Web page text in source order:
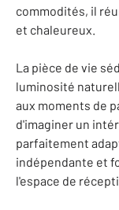
commodités, il
et chaleureux.
La pièce de vie
luminosité
aux moments de
d'imaginer un
parfaitement
indépendante et
l'espace de